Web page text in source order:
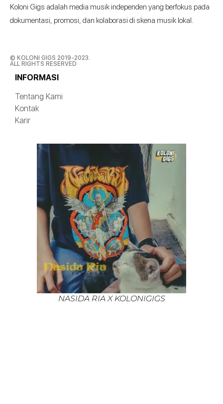
Koloni Gigs adalah media musik independen yang berfokus pada
dokumentasi, promosi, dan kolaborasi di skena musik lokal.
© KOLONI GIGS 2019-2023.
ALL RIGHTS RESERVED
INFORMASI
Tentang Kami
Kontak
Karir
NASIDA RIA X KOLONIGIGS